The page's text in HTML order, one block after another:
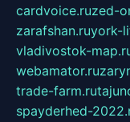
cardvoice.ruzed-
zarafshan.ruyork-
vladivostok-
webamator.ru
trade-farm.ru
spayderhed-